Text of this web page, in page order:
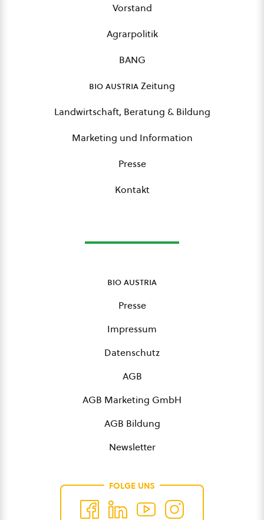
Vorstand
Agrarpolitik
BANG
bio austriaZeitung
Landwirtschaft, Beratung & Bildung
Marketing und Information
Presse
Kontakt
bio austria
Presse
Impressum
Datenschutz
AGB
AGB Marketing GmbH
AGB Bildung
Newsletter
FOLGE UNS